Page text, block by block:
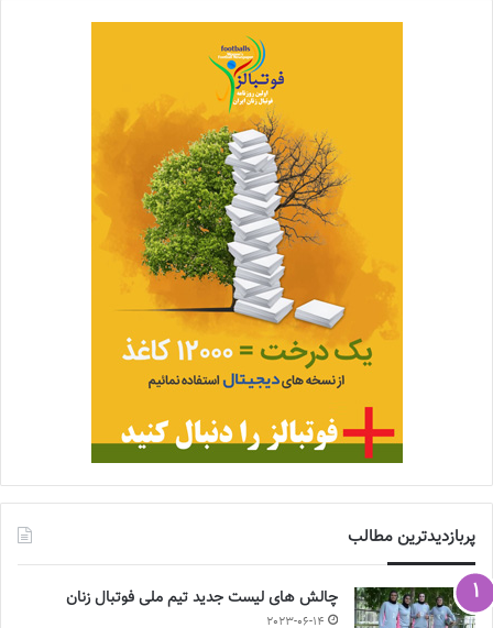
پربازدیدترین مطالب
چالش هاى ليست جدید تيم ملى فوتبال زنان
2023-06-14